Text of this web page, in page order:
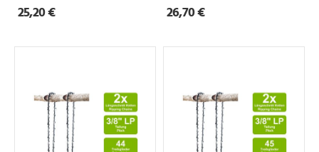
25,20 € 26,70 €